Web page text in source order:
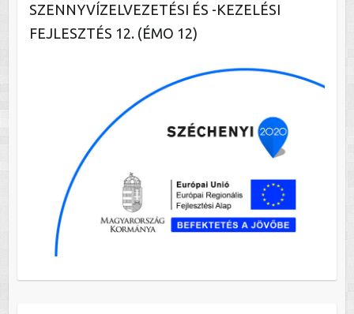
SZENNYVÍZELVEZETÉSI ÉS -KEZELÉSI
FEJLESZTÉS 12. (ÉMO 12)